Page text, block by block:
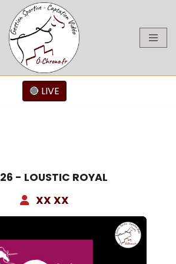
🔴 LIVE
26 - LOUSTIC ROYAL
XX XX